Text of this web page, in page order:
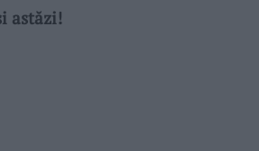
astăzi!